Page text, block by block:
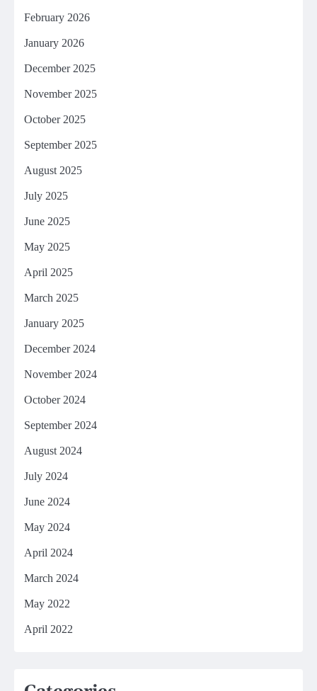
February 2026
January 2026
December 2025
November 2025
October 2025
September 2025
August 2025
July 2025
June 2025
May 2025
April 2025
March 2025
January 2025
December 2024
November 2024
October 2024
September 2024
August 2024
July 2024
June 2024
May 2024
April 2024
March 2024
May 2022
April 2022